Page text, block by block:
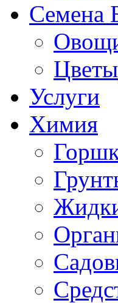
Семена
Цветы
Услуги
Химия